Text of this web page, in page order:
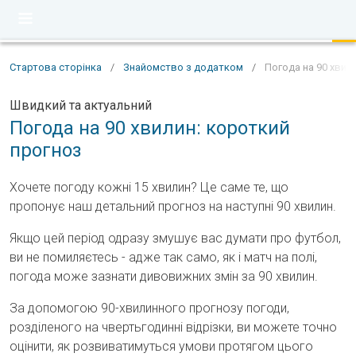
Стартова сторінка / Знайомство з додатком / Погода на 90
Швидкий та актуальний
Погода на 90 хвилин: короткий
прогноз
Хочете погоду кожні 15 хвилин? Це саме те, що
пропонує наш детальний прогноз на наступні 90 хвилин.
Якщо цей період одразу змушує вас думати про футбол,
ви не помиляєтесь - адже так само, як і матч на полі,
погода може зазнати дивовижних змін за 90 хвилин.
За допомогою 90-хвилинного прогнозу погоди,
розділеного на чвертьгодинні відрізки, ви можете точно
оцінити, як розвиватимуться умови протягом цього